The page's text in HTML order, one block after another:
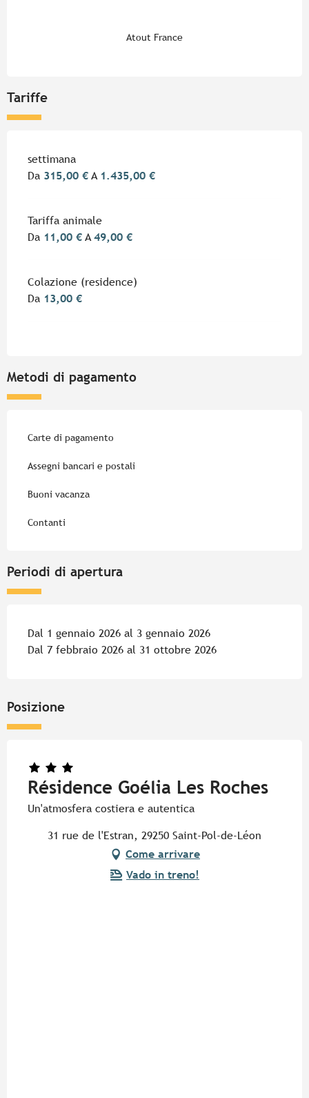
Atout France
Tariffe
Tariffe 2026
settimana
Da 315,00 € A 1.435,00 €
Tariffa animale
Da 11,00 € A 49,00 €
Colazione (residence)
Da 13,00 €
Metodi di pagamento
Carte di pagamento
Assegni bancari e postali
Buoni vacanza
Contanti
Periodi di apertura
Dal 1 gennaio 2026 al 3 gennaio 2026
Dal 7 febbraio 2026 al 31 ottobre 2026
Posizione
Résidence Goélia Les Roches
Un'atmosfera costiera e autentica
31 rue de l'Estran, 29250 Saint-Pol-de-Léon
Come arrivare
Vado in treno!